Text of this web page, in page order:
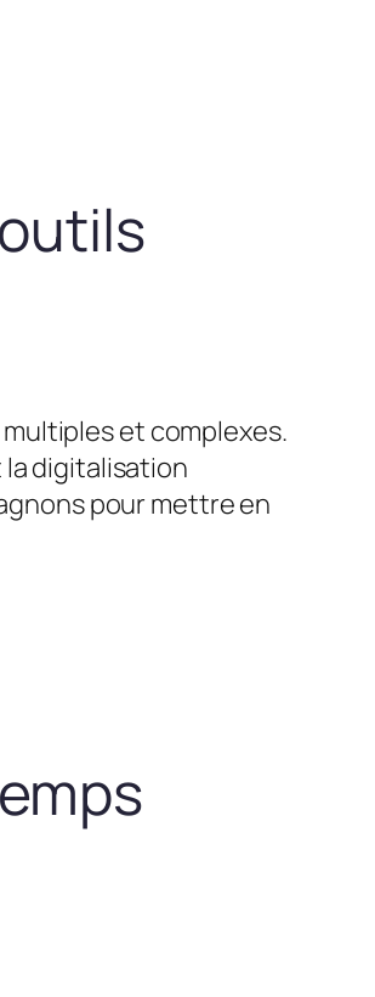
et complexes.
digitalisation
pour mettre en